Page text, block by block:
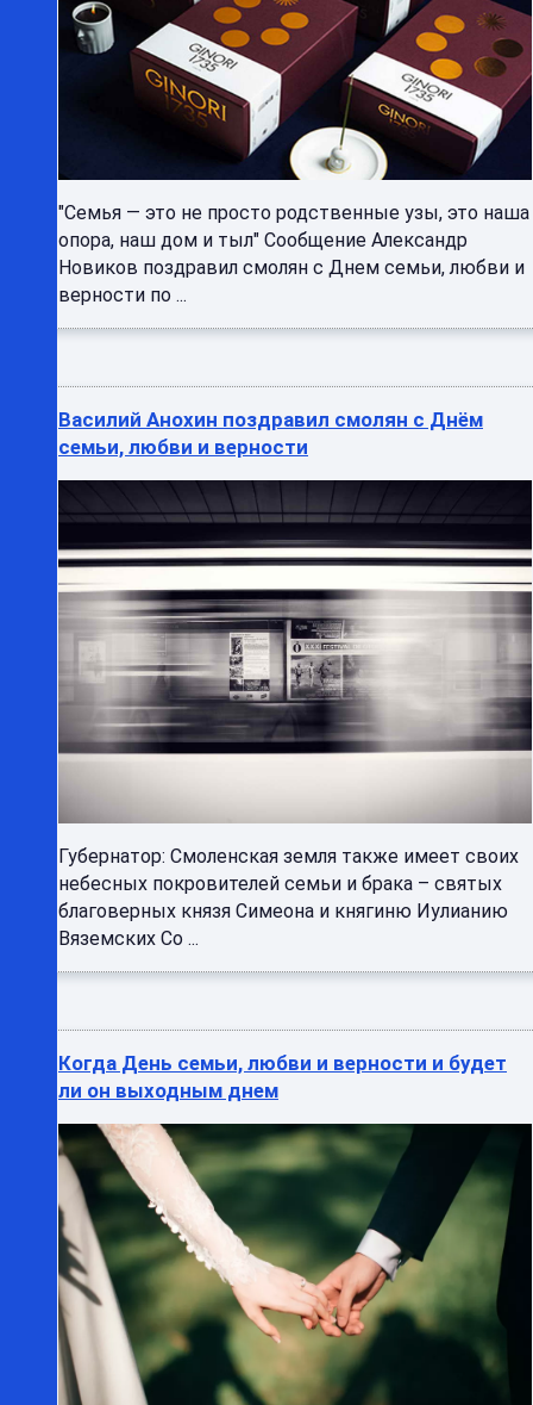
"Семья — это не просто родственные узы, это наша
опора, наш дом и тыл" Сообщение Александр
Новиков поздравил смолян с Днем семьи, любви и
верности по ...
Василий Анохин поздравил смолян с Днём
семьи, любви и верности
Губернатор: Смоленская земля также имеет своих
небесных покровителей семьи и брака – святых
благоверных князя Симеона и княгиню Иулианию
Вяземских Со ...
Когда День семьи, любви и верности и будет
ли он выходным днем